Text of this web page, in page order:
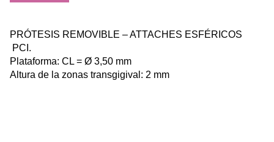
PRÓTESIS REMOVIBLE – ATTACHES ESFÉRICOS
PCI.
Plataforma: CL = Ø 3,50 mm
Altura de la zonas transgigival: 2 mm